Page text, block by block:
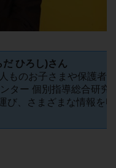
ひろし)さん
ものお子さまや保護者
ター 個別指導総合研
び、さまざまな情報を